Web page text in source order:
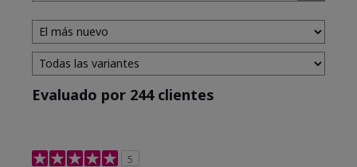
Evaluado por 244 clientes
5